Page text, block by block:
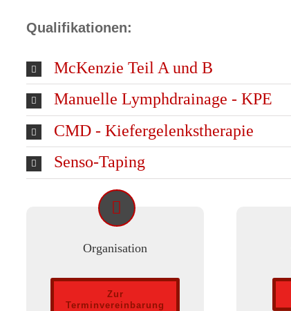
Qualifikationen:
McKenzie Teil A und B
Manuelle Lymphdrainage - KPE
CMD - Kiefergelenkstherapie
Senso-Taping
Organisation
Zur
Terminvereinbarung